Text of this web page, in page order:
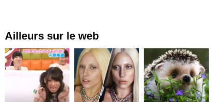
Ailleurs sur le web